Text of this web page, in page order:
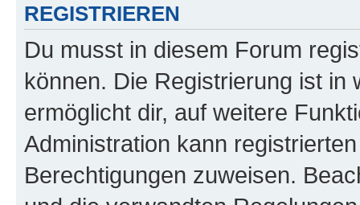
REGISTRIEREN
Du musst in diesem Forum
können. Die Registrierung ist in
ermöglicht dir, auf weitere
Administration kann
Berechtigungen zuweisen.